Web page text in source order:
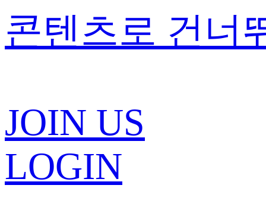
콘텐츠로 건너
JOIN US
LOGIN